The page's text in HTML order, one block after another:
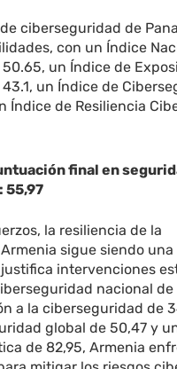
ciberseguridad de
con un Índice
un Índice de
un Índice de
Índice de Resiliencia
final en
55,97
la resiliencia de la
sigue siendo una
intervenciones
nacional
a la ciberseguridad de
global de 50,47 y
de 82,95, Armenia